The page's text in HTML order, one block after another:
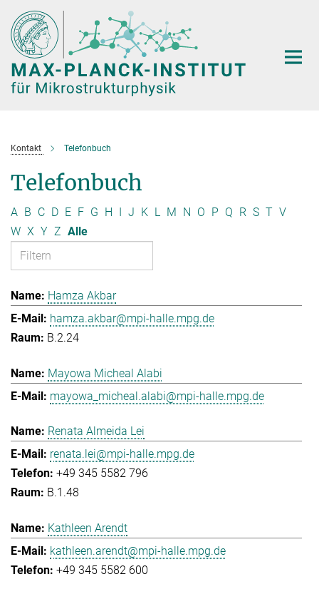
Hauptinhalt
Kontakt Telefonbuch
Telefonbuch
A B C D E F G H I J K L M N O P Q R S T V
W X Y Z Alle
Hamza Akbar
hamza.akbar@mpi-halle.mpg.de
B.2.24
Mayowa Micheal Alabi
mayowa_micheal.alabi@mpi-halle.mpg.de
Renata Almeida Lei
renata.lei@mpi-halle.mpg.de
+49 345 5582 796
B.1.48
Kathleen Arendt
kathleen.arendt@mpi-halle.mpg.de
+49 345 5582 600